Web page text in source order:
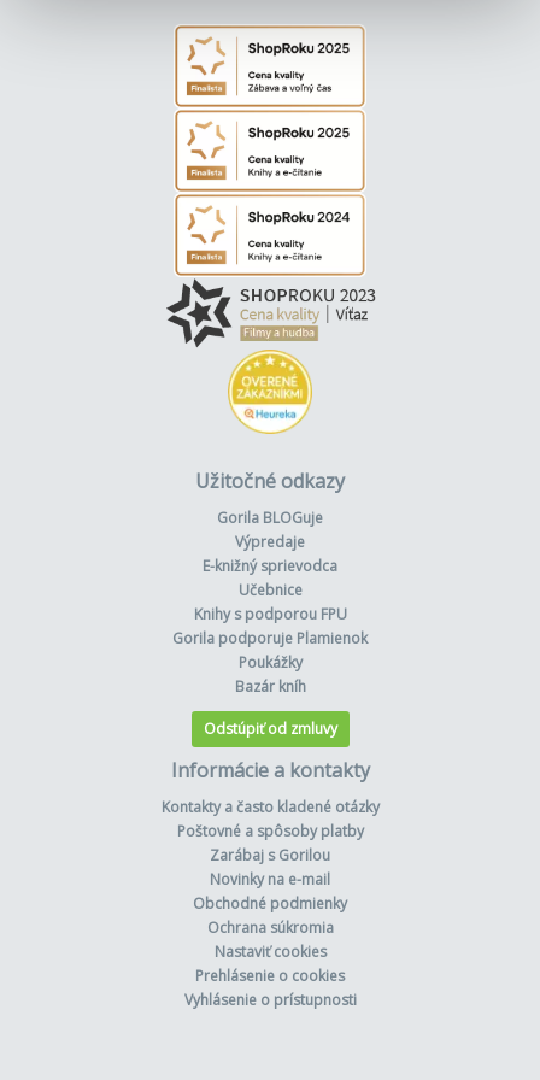
Užitočné odkazy
Gorila BLOGuje
Výpredaje
E-knižný sprievodca
Učebnice
Knihy s podporou FPU
Gorila podporuje Plamienok
Poukážky
Bazár kníh
Odstúpiť od zmluvy
Informácie a kontakty
Kontakty a často kladené otázky
Poštovné a spôsoby platby
Zarábaj s Gorilou
Novinky na e-mail
Obchodné podmienky
Ochrana súkromia
Nastaviť cookies
Prehlásenie o cookies
Vyhlásenie o prístupnosti